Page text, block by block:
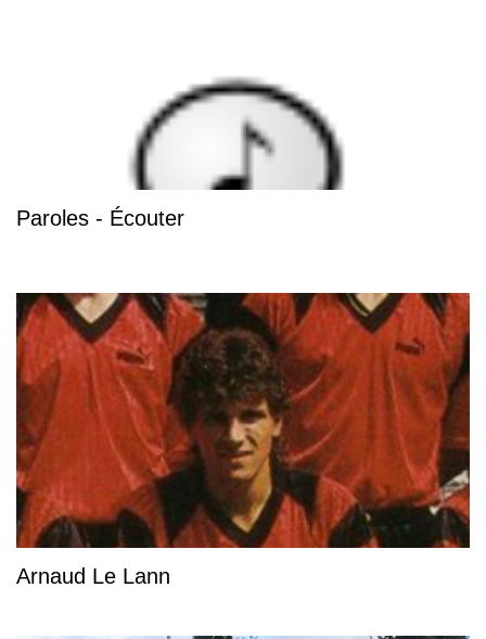
Paroles - Écouter
Arnaud Le Lann